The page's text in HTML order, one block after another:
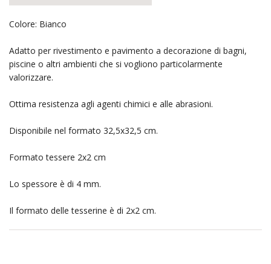
Colore: Bianco
Adatto per rivestimento e pavimento a decorazione di bagni,
piscine o altri ambienti che si vogliono particolarmente
valorizzare.
Ottima resistenza agli agenti chimici e alle abrasioni.
Disponibile nel formato 32,5x32,5 cm.
Formato tessere 2x2 cm
Lo spessore è di 4 mm.
Il formato delle tesserine è di 2x2 cm.